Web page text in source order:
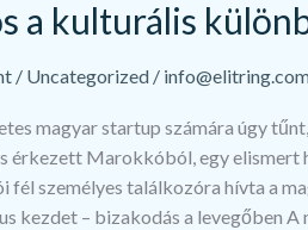
a kulturális
/ Uncategorized /
magyar startup számára úgy
érkezett Marokkóból, egy elismert
fél személyes találkozóra hívta a
kezdet – bizakodás a levegőben